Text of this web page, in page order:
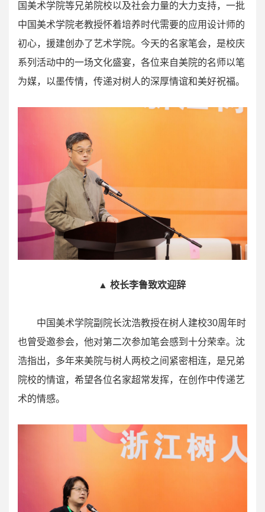
国美术学院等兄弟院校以及社会力量的大力支持，一批
中国美术学院老教授怀着培养时代需要的应用设计师的
初心，援建创办了艺术学院。今天的名家笔会，是校庆
系列活动中的一场文化盛宴，各位来自美院的名师以笔
为媒，以墨传情，传递对树人的深厚情谊和美好祝福。
▲ 校长李鲁致欢迎辞
中国美术学院副院长沈浩教授在树人建校30周年时
也曾受邀参会，他对第二次参加笔会感到十分荣幸。沈
浩指出，多年来美院与树人两校之间紧密相连，是兄弟
院校的情谊，希望各位名家超常发挥，在创作中传递艺
术的情感。